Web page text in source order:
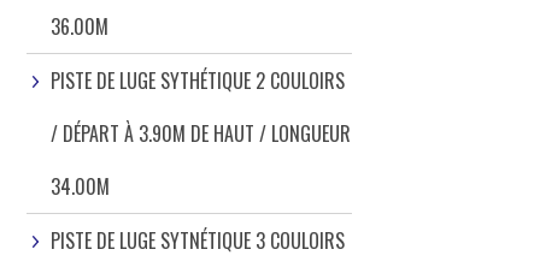
36.00M
PISTE DE LUGE SYTHÉTIQUE 2 COULOIRS
/ DÉPART À 3.90M DE HAUT / LONGUEUR
34.00M
PISTE DE LUGE SYTNÉTIQUE 3 COULOIRS